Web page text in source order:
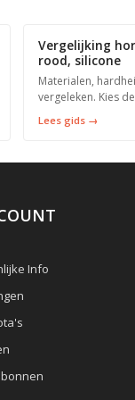
Vergelijking
rood, silicone
Materialen,
vergeleken. Kies
Lees gids →
Info